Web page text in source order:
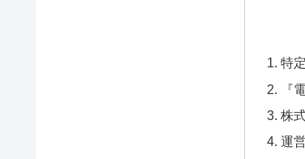
特
『
株
運